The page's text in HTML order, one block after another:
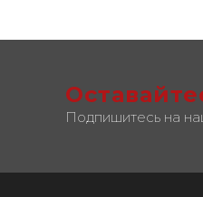
Подпишитесь на